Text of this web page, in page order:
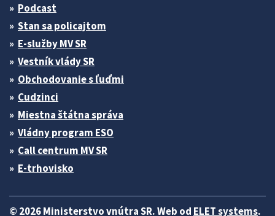
Podcast
Stan sa policajtom
E-služby MV SR
Vestník vlády SR
Obchodovanie s ľuďmi
Cudzinci
Miestna štátna správa
Vládny program ESO
Call centrum MV SR
E-trhovisko
© 2026 Ministerstvo vnútra SR. Web od ELET systems.